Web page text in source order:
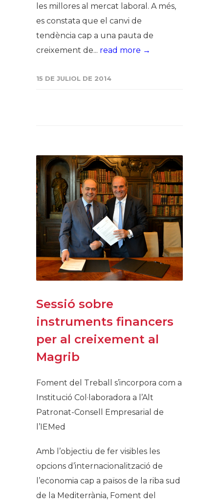
les millores al mercat laboral. A més,
es constata que el canvi de
tendència cap a una pauta de
creixement de... read more →
15 DE JULIOL DE 2014
Sessió sobre
instruments financers
per al creixement al
Magrib​
​Foment del Treball s’incorpora com a
Institució Col·laboradora a l’Alt
Patronat-Consell Empresarial de
l’IEMed
Amb l’objectiu de fer visibles les
opcions d’internacionalització de
l’economia cap a països de la riba sud
de la Mediterrània, Foment del